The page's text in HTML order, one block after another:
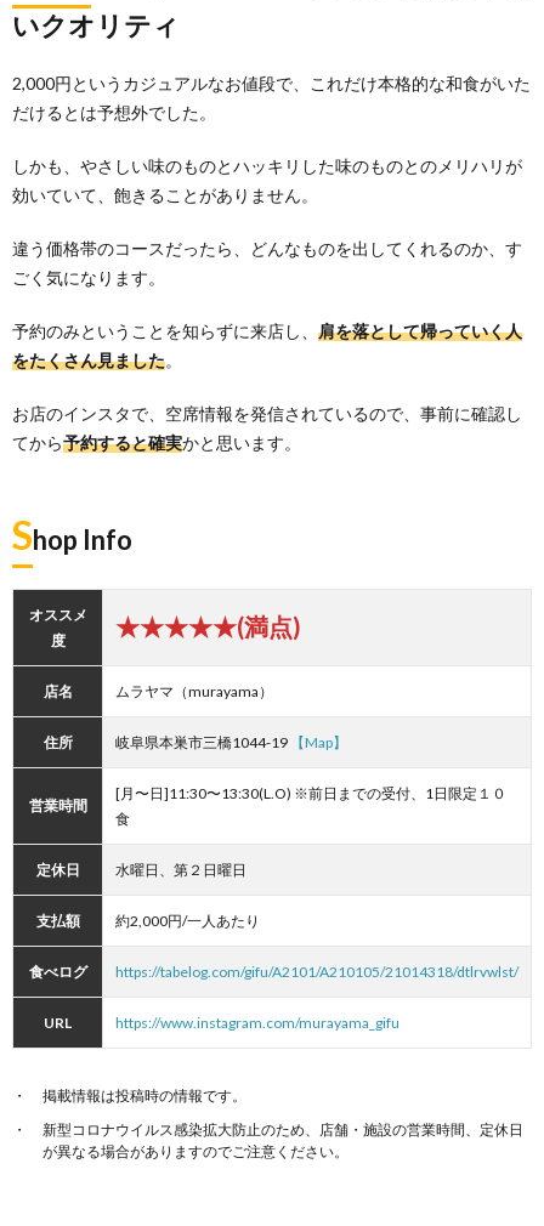
いクオリティ
2,000円というカジュアルなお値段で、これだけ本格的な和食がいた
だけるとは予想外でした。
しかも、やさしい味のものとハッキリした味のものとのメリハリが
効いていて、飽きることがありません。
違う価格帯のコースだったら、どんなものを出してくれるのか、す
ごく気になります。
予約のみということを知らずに来店し、 肩を落として帰っていく人
をたくさん見ました。
お店のインスタで、空席情報を発信されているので、事前に確認し
てから予約すると確実かと思います。
Shop Info
オススメ
度
★★★★★(満点)
店名 ムラヤマ（murayama）
住所 岐阜県本巣市三橋1044-19 【Map】
営業時間
[月〜日]11:30〜13:30(L.O) ※前日までの受付、1日限定１０
食
定休日 水曜日、第２日曜日
支払額 約2,000円/一人あたり
食べログ https://tabelog.com/gifu/A2101/A210105/21014318/dtlrvwlst/
URL https://www.instagram.com/murayama_gifu
掲載情報は投稿時の情報です。
新型コロナウイルス感染拡大防止のため、店舗・施設の営業時間、定休日
が異なる場合がありますのでご注意ください。